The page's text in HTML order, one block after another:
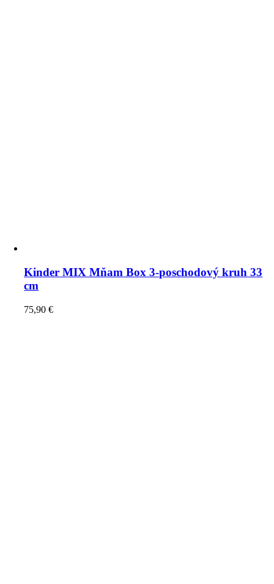
Kinder MIX Mňam Box 3-poschodový kruh 33
cm
75,90€